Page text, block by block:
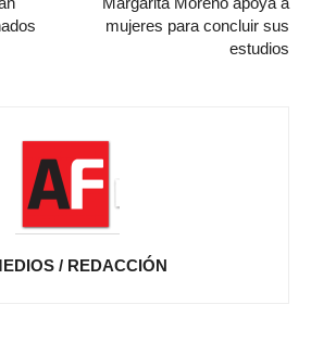
mujeres para concluir sus
estudios
/ REDACCIÓN